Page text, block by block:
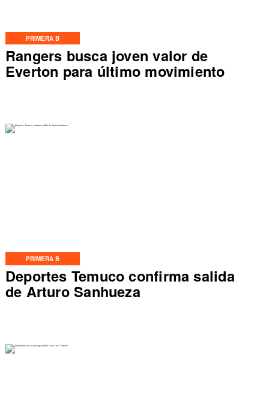
PRIMERA B
Rangers busca joven valor de
Everton para último movimiento
PRIMERA B
Deportes Temuco confirma salida
de Arturo Sanhueza